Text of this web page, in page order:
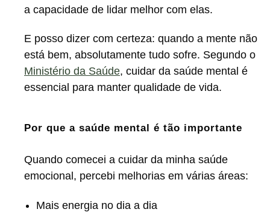
a capacidade de lidar melhor com elas.
E posso dizer com certeza: quando a mente não
está bem, absolutamente tudo sofre. Segundo o
Ministério da Saúde, cuidar da saúde mental é
essencial para manter qualidade de vida.
Por que a saúde mental é tão importante
Quando comecei a cuidar da minha saúde
emocional, percebi melhorias em várias áreas:
Mais energia no dia a dia